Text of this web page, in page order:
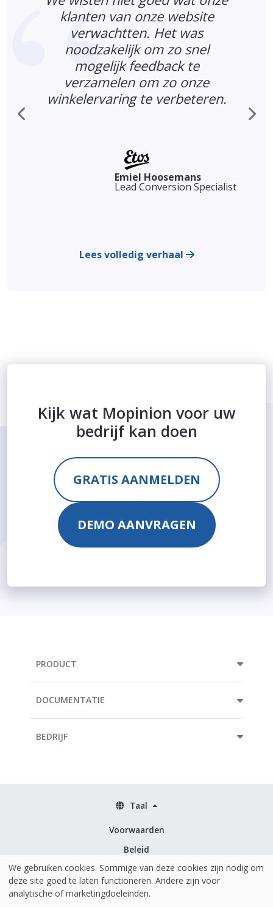
klanten van onze website
verwachtten. Het was
noodzakelijk om zo snel
mogelijk feedback te
verzamelen om zo onze
winkelervaring te verbeteren.
Emiel Hoosemans
Lead Conversion Specialist
Lees volledig verhaal
Kijk wat Mopinion voor uw
bedrijf kan doen
GRATIS AANMELDEN
DEMO AANVRAGEN
PRODUCT
DOCUMENTATIE
BEDRIJF
Voorwaarden
Beleid
Beveiliging & ISO 27001
Taal
We gebruiken cookies. Sommige van deze cookies zijn nodig om
deze site goed te laten functioneren. Andere zijn voor
analytische of marketingdoeleinden.